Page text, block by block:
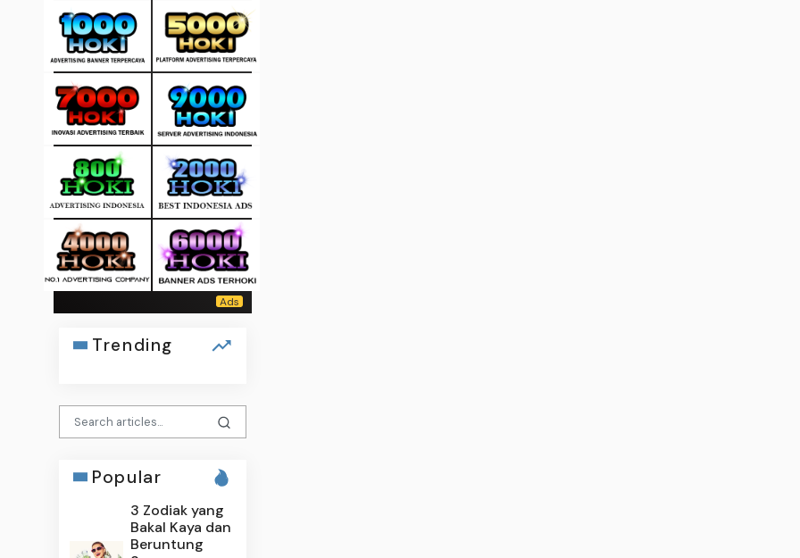
Trending
Popular
3 Zodiak yang
Bakal Kaya dan
Beruntung